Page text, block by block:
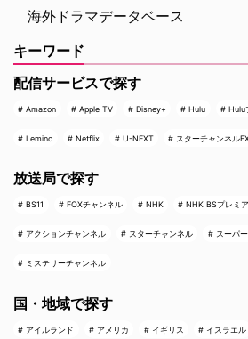
海外ドラマデータベース
キーワード
配信サービスで探す
Amazon Apple TV Disney+ Hulu Hulu
Lemino Netflix U-NEXT スターチャンネル
放送局で探す
BS11 FOXチャンネル NHK NHK BSプレミ
アクションチャンネル スターチャンネル スーパ
ミステリーチャンネル
国・地域で探す
アイルランド アメリカ イギリス イスラエル